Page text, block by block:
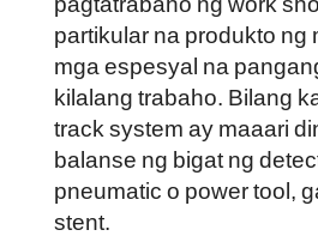
partikular na produkto ng
mga espesyal na
kilalang trabaho. Bilang
track system ay maaari
balanse ng bigat ng
pneumatic o power tool,
stent.